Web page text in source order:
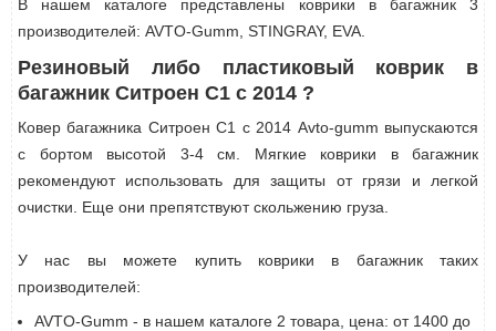
В нашем каталоге представлены коврики в багажник 3
производителей: AVTO-Gumm, STINGRAY, EVA.
Резиновый либо пластиковый коврик в
багажник Ситроен С1 с 2014 ?
Ковер багажника Ситроен С1 с 2014 Avto-gumm выпускаются
с бортом высотой 3-4 см. Мягкие коврики в багажник
рекомендуют использовать для защиты от грязи и легкой
очистки. Еще они препятствуют скольжению груза.
У нас вы можете купить коврики в багажник таких
производителей:
AVTO-Gumm - в нашем каталоге 2 товара, цена: от 1400 до